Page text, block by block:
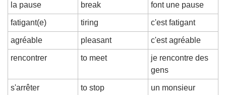
la pause break font une pause
fatigant(e) tiring c'est fatigant
agréable pleasant c'est agréable
rencontrer to meet
je rencontre des
gens
s'arrêter to stop
un monsieur